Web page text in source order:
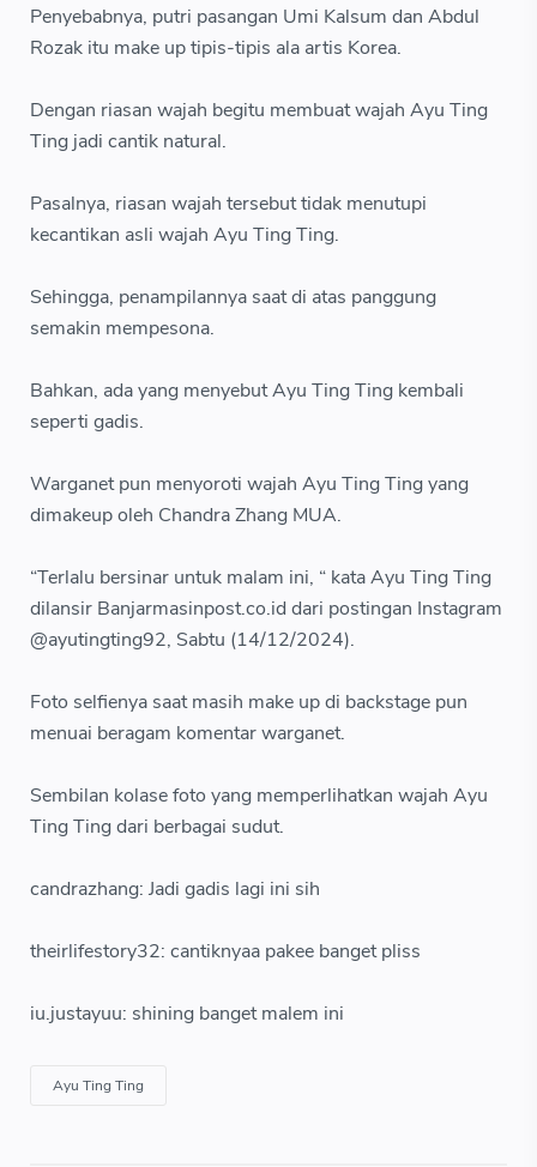
Penyebabnya, putri pasangan Umi Kalsum dan Abdul
Rozak itu make up tipis-tipis ala artis Korea.
Dengan riasan wajah begitu membuat wajah Ayu Ting
Ting jadi cantik natural.
Pasalnya, riasan wajah tersebut tidak menutupi
kecantikan asli wajah Ayu Ting Ting.
Sehingga, penampilannya saat di atas panggung
semakin mempesona.
Bahkan, ada yang menyebut Ayu Ting Ting kembali
seperti gadis.
Warganet pun menyoroti wajah Ayu Ting Ting yang
dimakeup oleh Chandra Zhang MUA.
“Terlalu bersinar untuk malam ini, “ kata Ayu Ting Ting
dilansir Banjarmasinpost.co.id dari postingan Instagram
@ayutingting92, Sabtu (14/12/2024).
Foto selfienya saat masih make up di backstage pun
menuai beragam komentar warganet.
Sembilan kolase foto yang memperlihatkan wajah Ayu
Ting Ting dari berbagai sudut.
candrazhang: Jadi gadis lagi ini sih
theirlifestory32: cantiknyaa pakee banget pliss
iu.justayuu: shining banget malem ini
Ayu Ting Ting